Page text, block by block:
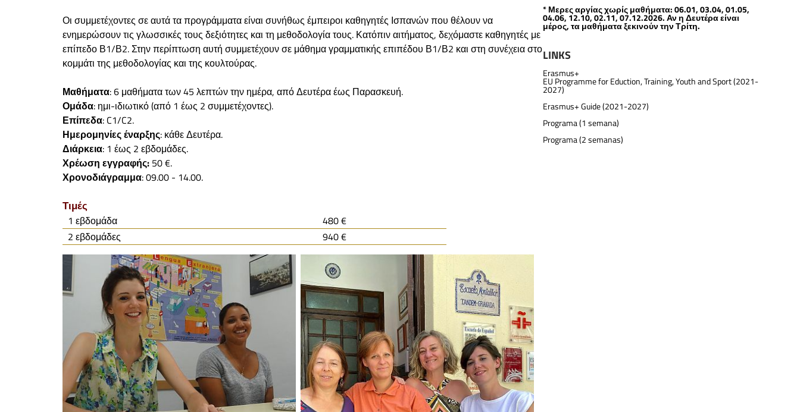
Οι συμμετέχοντες σε αυτά τα προγράμματα είναι συνήθως έμπειροι καθηγητές Ισπανών που θέλουν να
ενημερώσουν τις γλωσσικές τους δεξιότητες και τη μεθοδολογία τους. Κατόπιν αιτήματος, δεχόμαστε καθηγητές με
επίπεδο Β1/Β2. Στην περίπτωση αυτή συμμετέχουν σε μάθημα γραμματικής επιπέδου Β1/Β2 και στη συνέχεια στο
κομμάτι της μεθοδολογίας και της κουλτούρας.
Μαθήματα: 6 μαθήματα των 45 λεπτών την ημέρα, από Δευτέρα έως Παρασκευή.
Ομάδα: ημι-ιδιωτικό (από 1 έως 2 συμμετέχοντες).
Επίπεδα: C1/C2.
Ημερομηνίες έναρξης: κάθε Δευτέρα.
Διάρκεια: 1 έως 2 εβδομάδες.
Χρέωση εγγραφής: 50 €.
Χρονοδιάγραμμα: 09.00 - 14.00.
Τιμές
1 εβδομάδα
480 €
2 εβδομάδες
940 €
* Μερες αργίας χωρίς μαθήματα: 06.01, 03.04, 01.05,
04.06, 12.10, 02.11, 07.12.2026. Αν η Δευτέρα είναι
μέρος, τα μαθήματα ξεκινούν την Τρίτη.
LINKS
Erasmus+
EU Programme for Eduction, Training, Youth and Sport (2021-
2027)
Erasmus+ Guide (2021-2027)
Programa (1 semana)
Programa (2 semanas)